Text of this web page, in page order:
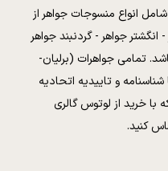
انواع منسوجات جواهر از
جواهر - گردنبند جواهر
تمامی جواهرات (برلیان-
و تاییدیه اتحادیه
با خرید از لوتوس گالری
کنید.